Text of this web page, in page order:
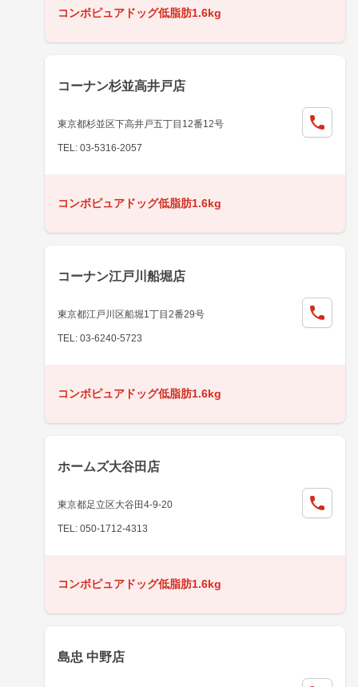
コンボピュアドッグ低脂肪1.6kg
コーナン杉並高井戸店
東京都杉並区下高井戸五丁目12番12号
TEL: 03-5316-2057
コンボピュアドッグ低脂肪1.6kg
コーナン江戸川船堀店
東京都江戸川区船堀1丁目2番29号
TEL: 03-6240-5723
コンボピュアドッグ低脂肪1.6kg
ホームズ大谷田店
東京都足立区大谷田4-9-20
TEL: 050-1712-4313
コンボピュアドッグ低脂肪1.6kg
島忠 中野店